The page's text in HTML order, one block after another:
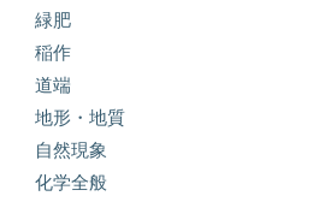
緑肥
稲作
道端
地形・地質
自然現象
化学全般